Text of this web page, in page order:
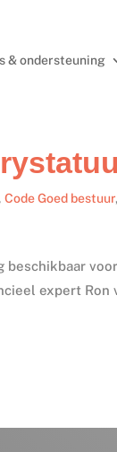
& ondersteuning
,Code Goed bestuur,
beschikbaar
expert Ron